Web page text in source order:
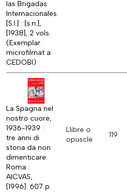
las Brigadas
Internacionales.
[S.l.] : [s.n.],
[1938], 2 vols.
(Exemplar
microfilmat a
CEDOBI)
La Spagna nel
nostro cuore,
1936-1939 :
tre anni di
storia da non
dimenticare.
Roma :
AICVAS,
[1996]. 607 p.
Llibre o
opuscle
119